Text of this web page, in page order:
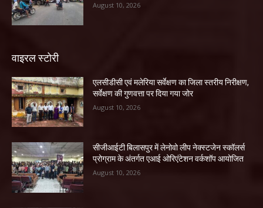
August 10, 2026
वाइरल स्टोरी
एलसीडीसी एवं मलेरिया सर्वेक्षण का जिला स्तरीय निरीक्षण,
सर्वेक्षण की गुणवत्ता पर दिया गया जोर
August 10, 2026
सीजीआईटी बिलासपुर में लेनोवो लीप नेक्स्टजेन स्कॉलर्स
प्रोग्राम के अंतर्गत एआई ओरिएंटेशन वर्कशॉप आयोजित
August 10, 2026